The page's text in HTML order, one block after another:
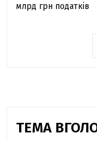
млрд грн податків
ТЕМА